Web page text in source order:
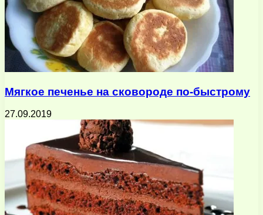
Мягкое печенье на сковороде по-быстрому
27.09.2019